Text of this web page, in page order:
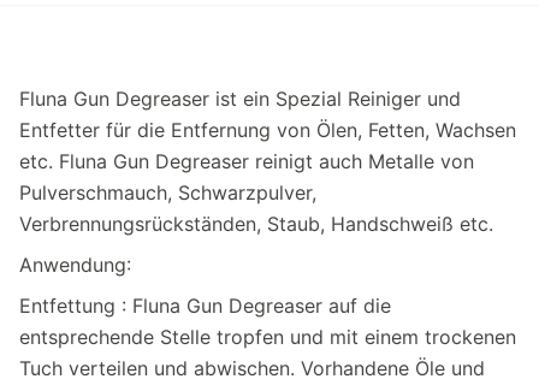
Fluna Gun Degreaser ist ein Spezial Reiniger und
Entfetter für die Entfernung von Ölen, Fetten, Wachsen
etc. Fluna Gun Degreaser reinigt auch Metalle von
Pulverschmauch, Schwarzpulver,
Verbrennungsrückständen, Staub, Handschweiß etc.
Anwendung:
Entfettung : Fluna Gun Degreaser auf die
entsprechende Stelle tropfen und mit einem trockenen
Tuch verteilen und abwischen. Vorhandene Öle und